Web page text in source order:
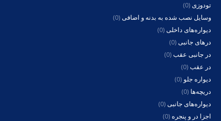
تودوزی(0)
وسایل نصب شده به بدنه و اضافی(0)
دیواره‌های داخلی(0)
درهای جانبی(0)
در جانبی عقب(0)
در عقب(0)
دیواره جلو (0)
دریچه‌ها (0)
دیواره‌های جانبی(0)
اجزا در و پنجره (0)